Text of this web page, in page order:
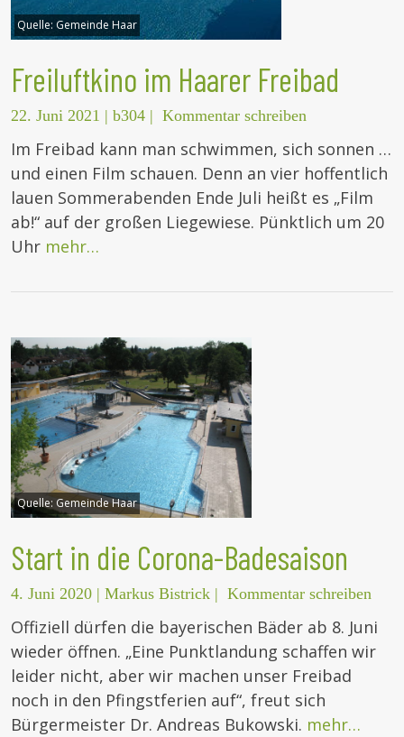
Quelle: Gemeinde Haar
Freiluftkino im Haarer Freibad
22. Juni 2021 | b304 | Kommentar schreiben
Im Freibad kann man schwimmen, sich sonnen …
und einen Film schauen. Denn an vier hoffentlich
lauen Sommerabenden Ende Juli heißt es „Film
ab!“ auf der großen Liegewiese. Pünktlich um 20
Uhr mehr…
Quelle: Gemeinde Haar
Start in die Corona-Badesaison
4. Juni 2020 | Markus Bistrick | Kommentar schreiben
Offiziell dürfen die bayerischen Bäder ab 8. Juni
wieder öffnen. „Eine Punktlandung schaffen wir
leider nicht, aber wir machen unser Freibad
noch in den Pfingstferien auf“, freut sich
Bürgermeister Dr. Andreas Bukowski. mehr…